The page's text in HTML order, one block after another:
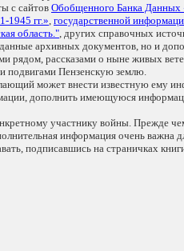
с сайтовОбобщенного Банка
1945 гг.», государственной
область.", других справочных
данные архивных документов, но и
рядом, рассказами о ныне живых
подвигами Пензенскую землю.
может внести известную ему
дополнить имеющуюся
участнику войны. Прежде
информация очень важна
подписавшись на страничках